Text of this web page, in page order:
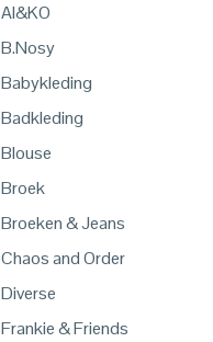
AI&KO
B.Nosy
Babykleding
Badkleding
Blouse
Broek
Broeken & Jeans
Chaos and Order
Diverse
Frankie & Friends